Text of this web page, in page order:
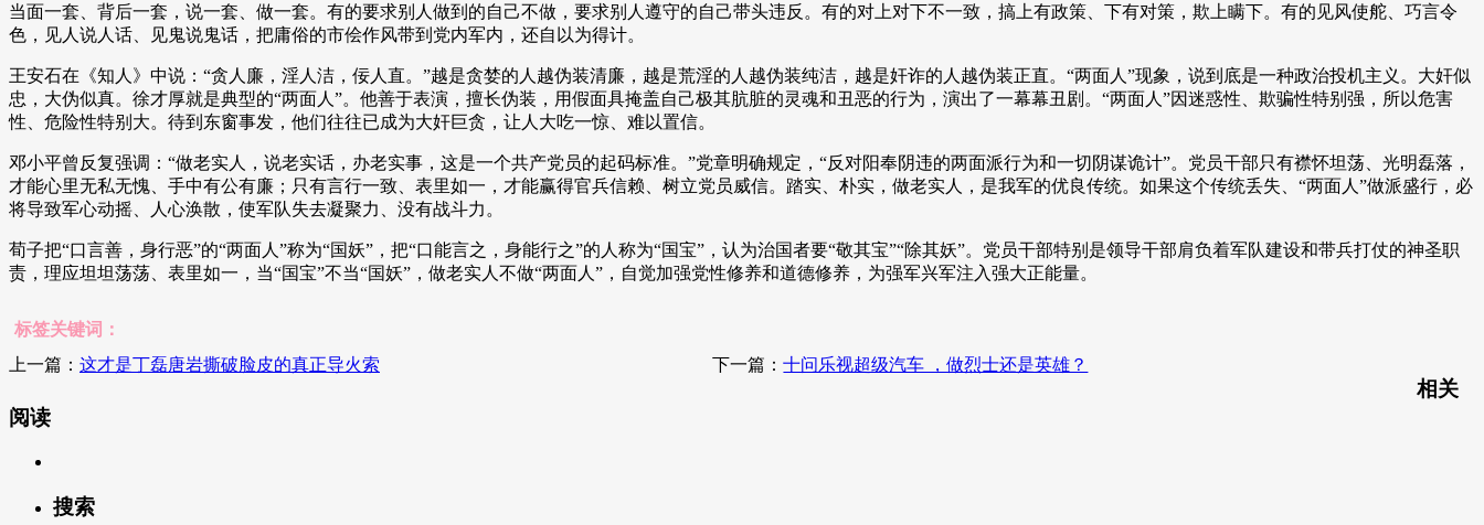
当面一套、背后一套，说一套、做一套。有的要求别人做到的自己不做，要求别人遵守的自己带头违反。有的对上对下不一致，搞上有政策、下有对策，欺上瞒下。有的见风使舵、巧言令
色，见人说人话、见鬼说鬼话，把庸俗的市侩作风带到党内军内，还自以为得计。
王安石在《知人》中说：“贪人廉，淫人洁，佞人直。”越是贪婪的人越伪装清廉，越是荒淫的人越伪装纯洁，越是奸诈的人越伪装正直。“两面人”现象，说到底是一种政治投机主义。大奸似
忠，大伪似真。徐才厚就是典型的“两面人”。他善于表演，擅长伪装，用假面具掩盖自己极其肮脏的灵魂和丑恶的行为，演出了一幕幕丑剧。“两面人”因迷惑性、欺骗性特别强，所以危害
性、危险性特别大。待到东窗事发，他们往往已成为大奸巨贪，让人大吃一惊、难以置信。
邓小平曾反复强调：“做老实人，说老实话，办老实事，这是一个共产党员的起码标准。”党章明确规定，“反对阳奉阴违的两面派行为和一切阴谋诡计”。党员干部只有襟怀坦荡、光明磊落，
才能心里无私无愧、手中有公有廉；只有言行一致、表里如一，才能赢得官兵信赖、树立党员威信。踏实、朴实，做老实人，是我军的优良传统。如果这个传统丢失、“两面人”做派盛行，必
将导致军心动摇、人心涣散，使军队失去凝聚力、没有战斗力。
荀子把“口言善，身行恶”的“两面人”称为“国妖”，把“口能言之，身能行之”的人称为“国宝”，认为治国者要“敬其宝”“除其妖”。党员干部特别是领导干部肩负着军队建设和带兵打仗的神圣职
责，理应坦坦荡荡、表里如一，当“国宝”不当“国妖”，做老实人不做“两面人”，自觉加强党性修养和道德修养，为强军兴军注入强大正能量。
标签关键词：
上一篇： 这才是丁磊唐岩撕破脸皮的真正导火索 下一篇：十问乐视超级汽车 ，做烈士还是英雄？
相关
阅读
搜索